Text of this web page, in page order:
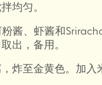
均匀。
酱、虾酱和
出，备用。
炸至金黄色。加入